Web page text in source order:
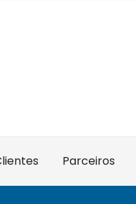
Parceiros